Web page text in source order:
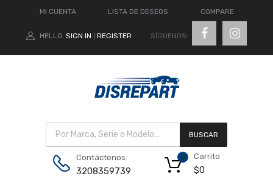
MI CUENTA LISTA DE DESEOS COMPARE
HELLO. SIGN IN REGISTER SÍGUENOS:
BUSCAR
Contáctenos:
3208359739
Carrito
$0
0